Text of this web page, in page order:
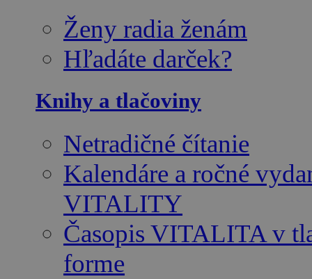
Ženy radia ženám
Hľadáte darček?
Knihy a tlačoviny
Netradičné čítanie
Kalendáre a ročné
VITALITY
Časopis VITALITA v
forme